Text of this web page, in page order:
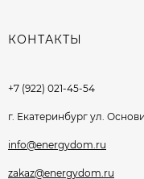
КОНТАКТЫ
+7 (922) 021-45-54
г. Екатеринбург ул.
info@energydom.ru
zakaz@energydom.ru